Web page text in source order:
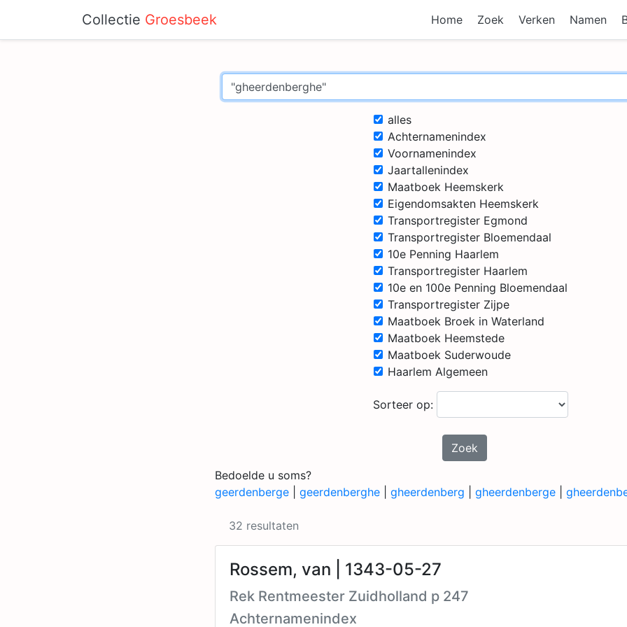
Collectie Groesbeek Home Zoek Verken Namen
alles
Achternamenindex
Voornamenindex
Jaartallenindex
Maatboek Heemskerk
Eigendomsakten Heemskerk
Transportregister Egmond
Transportregister Bloemendaal
10e Penning Haarlem
Transportregister Haarlem
10e en 100e Penning Bloemendaal
Transportregister Zijpe
Maatboek Broek in Waterland
Maatboek Heemstede
Maatboek Suderwoude
Haarlem Algemeen
Sorteer op:
Zoek
Bedoelde u soms?
geerdenberge
geerdenberghe gheerdenberg gheerdenberge
32 resultaten
Rossem, van | 1343-05-27
Rek Rentmeester Zuidholland p 247
Achternamenindex